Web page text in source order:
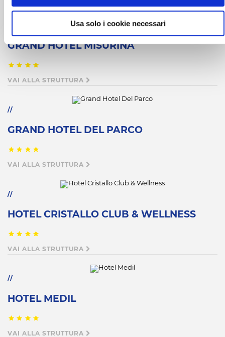
Usa solo i cookie necessari
GRAND HOTEL MISURINA
VAI ALLA STRUTTURA
GRAND HOTEL DEL PARCO
VAI ALLA STRUTTURA
HOTEL CRISTALLO CLUB & WELLNESS
VAI ALLA STRUTTURA
HOTEL MEDIL
VAI ALLA STRUTTURA